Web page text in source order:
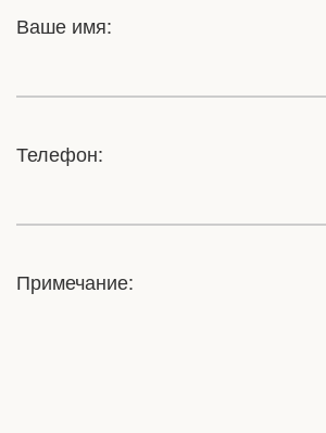
Ваше имя:
Телефон:
Примечание: